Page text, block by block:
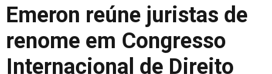
Emeron reúne juristas de
renome em Congresso
Internacional de Direito